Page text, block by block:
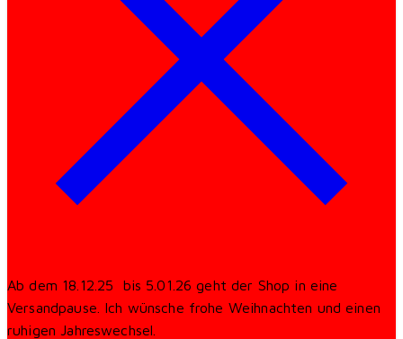
Ab dem 18.12.25 bis 5.01.26 geht der Shop in eine
Versandpause. Ich wünsche frohe Weihnachten und einen
ruhigen Jahreswechsel.